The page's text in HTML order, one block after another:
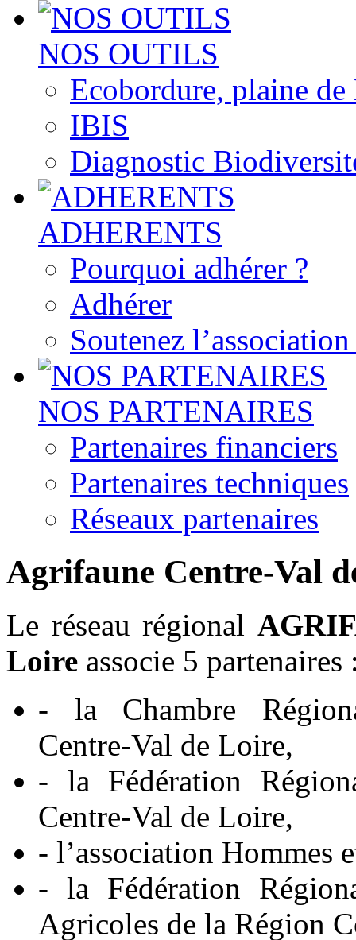
NOS OUTILS
Ecobordure, plaine de
IBIS
Diagnostic
ADHERENTS
Pourquoi adhérer ?
Adhérer
Soutenez
NOS PARTENAIRES
Partenaires financiers
Partenaires techniques
Réseaux partenaires
Agrifaune Centre-Val
Le réseau régional
Loire associe 5
- la Chambre
Centre-Val de Loire,
- la Fédération
Centre-Val de Loire,
- l’association Hommes
- la Fédération
Agricoles de la Région